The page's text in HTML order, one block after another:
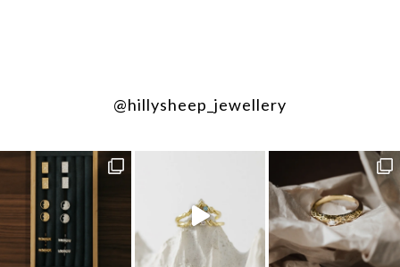
@hillysheep_jewellery